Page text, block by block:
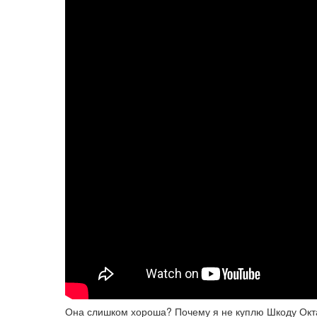
Она слишком хороша? Почему я не куплю Шкоду